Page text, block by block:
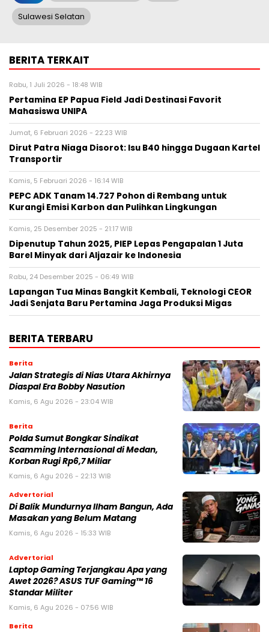
Sulawesi Selatan
BERITA TERKAIT
Rabu, 1 Juli 2026 - 18:48 WIB
Pertamina EP Papua Field Jadi Destinasi Favorit
Mahasiswa UNIPA
Jumat, 6 Februari 2026 - 22:23 WIB
Dirut Patra Niaga Disorot: Isu B40 hingga Dugaan Kartel
Transportir
Kamis, 5 Februari 2026 - 16:14 WIB
PEPC ADK Tanam 14.727 Pohon di Rembang untuk
Kurangi Emisi Karbon dan Pulihkan Lingkungan
Kamis, 25 Desember 2025 - 21:17 WIB
Dipenutup Tahun 2025, PIEP Lepas Pengapalan 1 Juta
Barel Minyak dari Aljazair ke Indonesia
Rabu, 24 Desember 2025 - 06:49 WIB
Lapangan Tua Minas Bangkit Kembali, Teknologi CEOR
Jadi Senjata Baru Pertamina Jaga Produksi Migas
BERITA TERBARU
Berita
Jalan Strategis di Nias Utara Akhirnya
Diaspal Era Bobby Nasution
Kamis, 6 Agu 2026 - 23:04 WIB
Berita
Polda Sumut Bongkar Sindikat
Scamming Internasional di Medan,
Korban Rugi Rp6,7 Miliar
Kamis, 6 Agu 2026 - 22:13 WIB
Advertorial
Di Balik Mundurnya Ilham Bangun, Ada
Masakan yang Belum Matang
Kamis, 6 Agu 2026 - 15:33 WIB
Advertorial
Laptop Gaming Terjangkau Apa yang
Awet 2026? ASUS TUF Gaming™ 16
Standar Militer
Kamis, 6 Agu 2026 - 07:56 WIB
Berita